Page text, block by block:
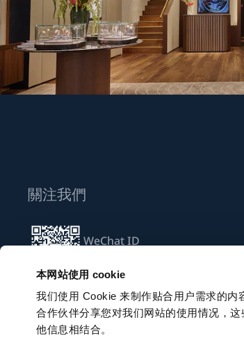
本网站使用 cookie
我们使用 Cookie 来制作贴合用户需求的
合作伙伴分享您对我们网站的使用情况，
他信息相结合。
關注我們
WeChat ID
訂閱電子通訊